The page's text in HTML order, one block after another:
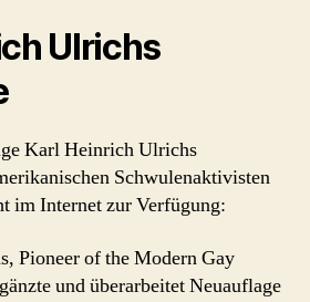
Ulrichs
Karl Heinrich Ulrichs
Schwulenaktivisten
im Internet zur Verfügung:
Pioneer of the Modern Gay
und überarbeitet Neuauflage